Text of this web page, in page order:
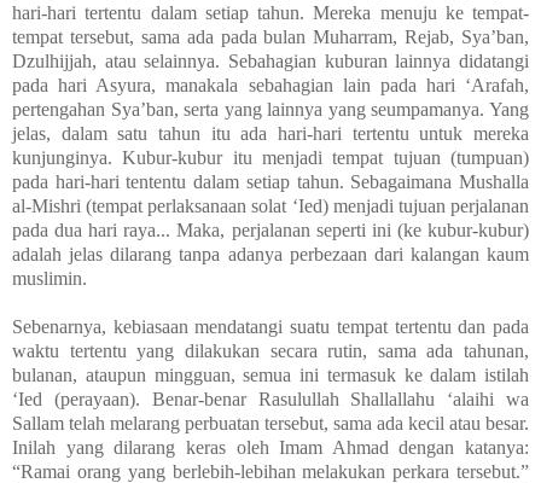
hari-hari tertentu dalam setiap tahun. Mereka menuju ke tempat-
tempat tersebut, sama ada pada bulan Muharram, Rejab, Sya’ban,
Dzulhijjah, atau selainnya. Sebahagian kuburan lainnya didatangi
pada hari Asyura, manakala sebahagian lain pada hari ‘Arafah,
pertengahan Sya’ban, serta yang lainnya yang seumpamanya. Yang
jelas, dalam satu tahun itu ada hari-hari tertentu untuk mereka
kunjunginya. Kubur-kubur itu menjadi tempat tujuan (tumpuan)
pada hari-hari tententu dalam setiap tahun. Sebagaimana Mushalla
al-Mishri (tempat perlaksanaan solat ‘Ied) menjadi tujuan perjalanan
pada dua hari raya... Maka, perjalanan seperti ini (ke kubur-kubur)
adalah jelas dilarang tanpa adanya perbezaan dari kalangan kaum
muslimin.
Sebenarnya, kebiasaan mendatangi suatu tempat tertentu dan pada
waktu tertentu yang dilakukan secara rutin, sama ada tahunan,
bulanan, ataupun mingguan, semua ini termasuk ke dalam istilah
‘Ied (perayaan). Benar-benar Rasulullah Shallallahu ‘alaihi wa
Sallam telah melarang perbuatan tersebut, sama ada kecil atau besar.
Inilah yang dilarang keras oleh Imam Ahmad dengan katanya:
“Ramai orang yang berlebih-lebihan melakukan perkara tersebut.”